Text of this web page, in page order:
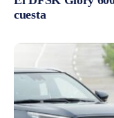
cuesta